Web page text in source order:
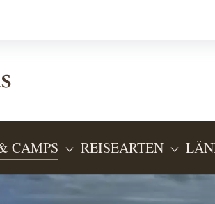
"REISEANGEBOTE"
CAMPS SUBMENU FOR
REISEARTEN